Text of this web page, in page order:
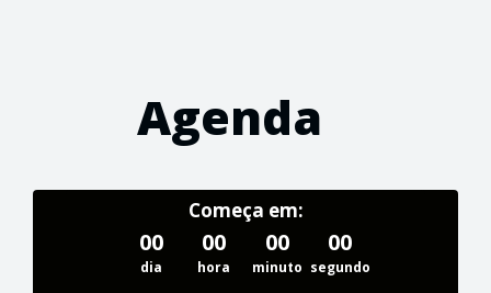
Agenda
Começa em:
00
dia
00
hora
00
minuto
00
segundo